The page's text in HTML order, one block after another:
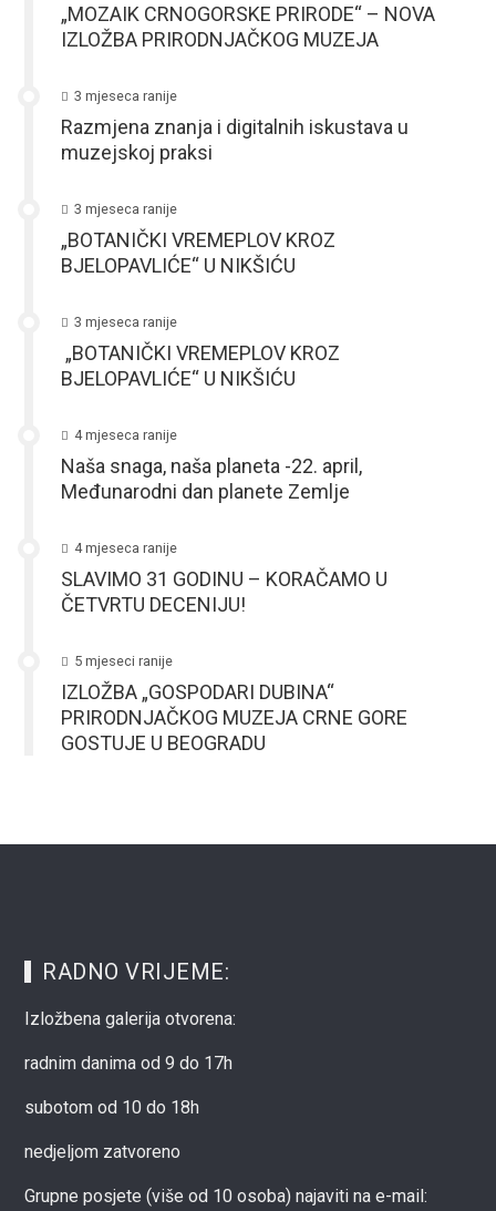
„MOZAIK CRNOGORSKE PRIRODE“ – NOVA
IZLOŽBA PRIRODNJAČKOG MUZEJA
3 mjeseca ranije
Razmjena znanja i digitalnih iskustava u
muzejskoj praksi
3 mjeseca ranije
„BOTANIČKI VREMEPLOV KROZ
BJELOPAVLIĆE“ U NIKŠIĆU
3 mjeseca ranije
„BOTANIČKI VREMEPLOV KROZ
BJELOPAVLIĆE“ U NIKŠIĆU
4 mjeseca ranije
Naša snaga, naša planeta -22. april,
Međunarodni dan planete Zemlje
4 mjeseca ranije
SLAVIMO 31 GODINU – KORAČAMO U
ČETVRTU DECENIJU!
5 mjeseci ranije
IZLOŽBA „GOSPODARI DUBINA“
PRIRODNJAČKOG MUZEJA CRNE GORE
GOSTUJE U BEOGRADU
RADNO VRIJEME:
Izložbena galerija otvorena:
radnim danima od 9 do 17h
subotom od 10 do 18h
nedjeljom zatvoreno
Grupne posjete (više od 10 osoba) najaviti na e-mail: